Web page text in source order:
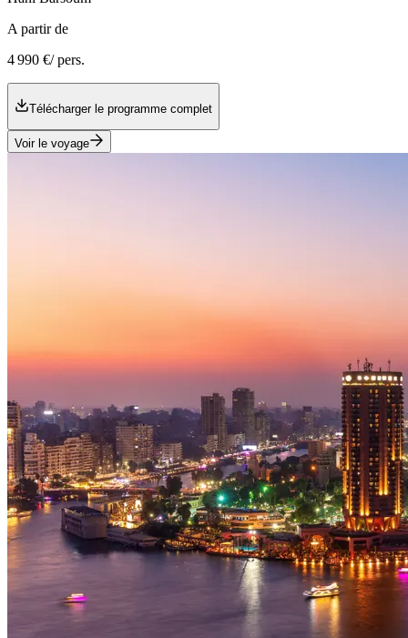
A partir de
4 990 €/ pers.
Télécharger le programme complet
Voir le voyage